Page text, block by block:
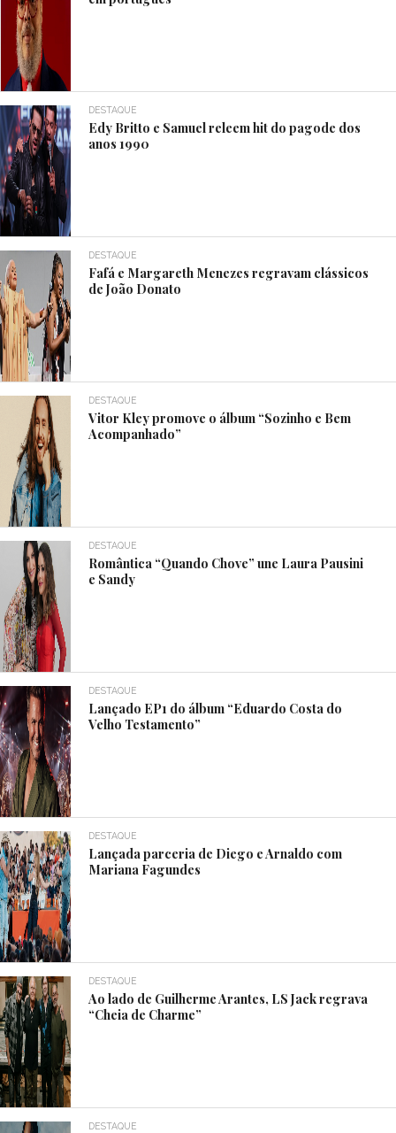
DESTAQUE
Edy Britto e Samuel releem hit do pagode dos
anos 1990
DESTAQUE
Fafá e Margareth Menezes regravam clássicos
de João Donato
DESTAQUE
Vitor Kley promove o álbum “Sozinho e Bem
Acompanhado”
DESTAQUE
Romântica “Quando Chove” une Laura Pausini
e Sandy
DESTAQUE
Lançado EP1 do álbum “Eduardo Costa do
Velho Testamento”
DESTAQUE
Lançada parceria de Diego e Arnaldo com
Mariana Fagundes
DESTAQUE
Ao lado de Guilherme Arantes, LS Jack regrava
“Cheia de Charme”
DESTAQUE